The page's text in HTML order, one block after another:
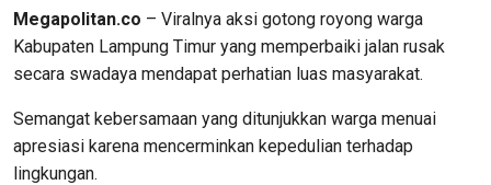
Megapolitan.co – Viralnya aksi gotong royong warga
Kabupaten Lampung Timur yang memperbaiki jalan rusak
secara swadaya mendapat perhatian luas masyarakat.
Semangat kebersamaan yang ditunjukkan warga menuai
apresiasi karena mencerminkan kepedulian terhadap
lingkungan.